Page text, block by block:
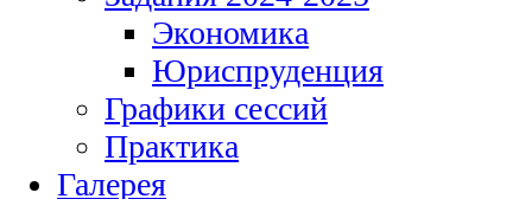
Экономика
Юриспруденция
Графики сессий
Практика
Галерея